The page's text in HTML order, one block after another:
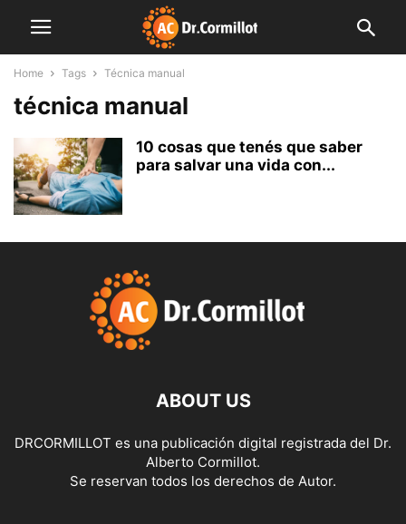
Home Tags Técnica manual
técnica manual
10 cosas que tenés que saber
para salvar una vida con...
ABOUT US
DRCORMILLOT es una publicación digital registrada del Dr.
Alberto Cormillot.
Se reservan todos los derechos de Autor.